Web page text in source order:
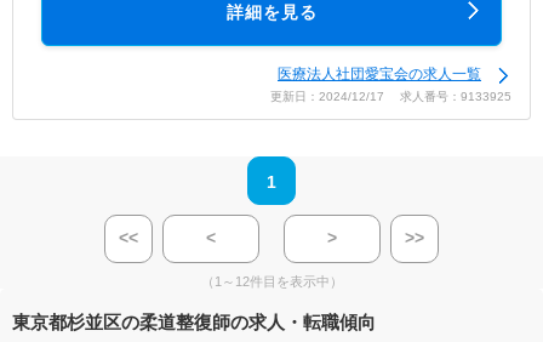
詳細を見る
医療法人社団愛宝会の求人一覧
更新日：2024/12/17 求人番号：9133925
1
<< < > >>
（1～12件目を表示中）
東京都杉並区の柔道整復師の求人・転職傾向